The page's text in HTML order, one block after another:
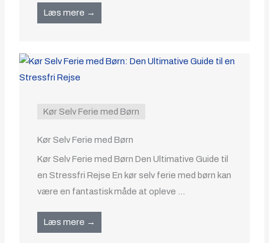
Læs mere →
Kør Selv Ferie med Børn
Kør Selv Ferie med Børn
Kør Selv Ferie med Børn Den Ultimative Guide til
en Stressfri Rejse En kør selv ferie med børn kan
være en fantastisk måde at opleve ...
Læs mere →